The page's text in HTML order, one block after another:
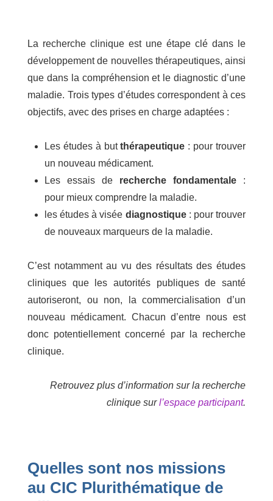
La recherche clinique est une étape clé dans le
développement de nouvelles thérapeutiques, ainsi
que dans la compréhension et le diagnostic d’une
maladie. Trois types d’études correspondent à ces
objectifs, avec des prises en charge adaptées :
Les études à butthérapeutique : pour trouver
un nouveau médicament.
Les essais de recherche fondamentale :
pour mieux comprendre la maladie.
les études à visée diagnostique: pour trouver
de nouveaux marqueurs de la maladie.
C’est notamment au vu des résultats des études
cliniques que les autorités publiques de santé
autoriseront, ou non, la commercialisation d’un
nouveau médicament. Chacun d’entre nous est
donc potentiellement concerné par la recherche
clinique.
Retrouvez plus d’information sur la recherche
clinique surl’espace participant.
Quelles sont nos missions
au CIC Plurithématique de